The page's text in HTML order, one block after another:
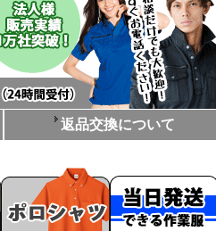
返品交換について